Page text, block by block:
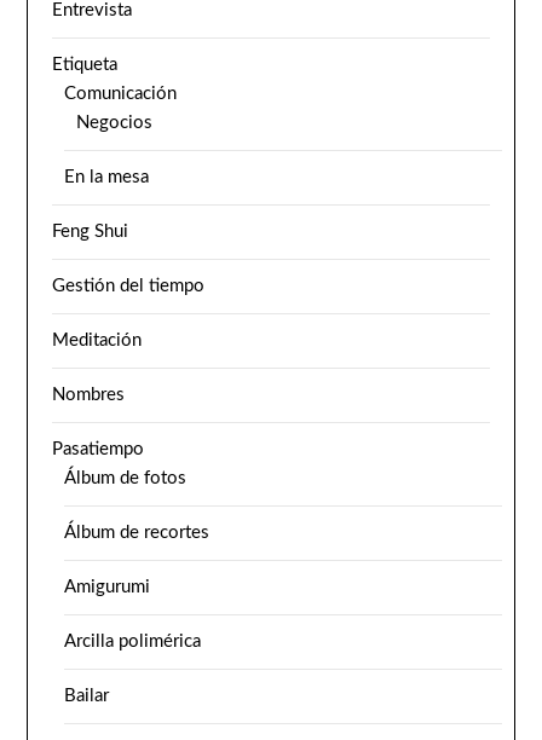
Entrevista
Etiqueta
Comunicación
Negocios
En la mesa
Feng Shui
Gestión del tiempo
Meditación
Nombres
Pasatiempo
Álbum de fotos
Álbum de recortes
Amigurumi
Arcilla polimérica
Bailar